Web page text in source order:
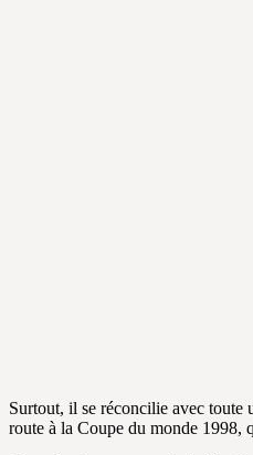
Surtout, il se réconcilie avec toute
route à la Coupe du monde 1998,